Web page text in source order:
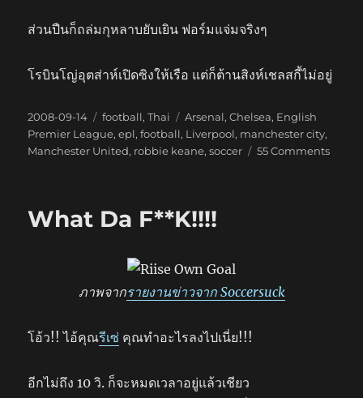
ส่วนปืนก็ถล่มกุหลาบยับเยิน ฟอร์มแจ่มจริงๆ
โรบินโญ่อุตส่าห์เปิดซิงให้เรือ แต่ก็ต้านสิงห์เชลสกี้ไม่อยู่
Posted
on
2008-09-14 Categories
football,Thai Tags
Arsenal,Chelsea, English
Premier League,epl,football, Liverpool, manchester city,
Manchester United, robbie keane,soccer 55 Commentson
What Da F**K!!!!
ภาพจากรายงานข่าวจาก Soccersuck
โอ้ว!! ไอ้คุณรีเซ่ คุณทำอะไรลงไปเนี่ย!!!
อีกไม่ถึง 10 วิ. ก็จะหมดเวลาอยู่แล้วเชียว